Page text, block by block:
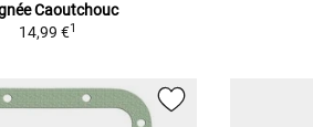
Caoutchouc
14,99 €1